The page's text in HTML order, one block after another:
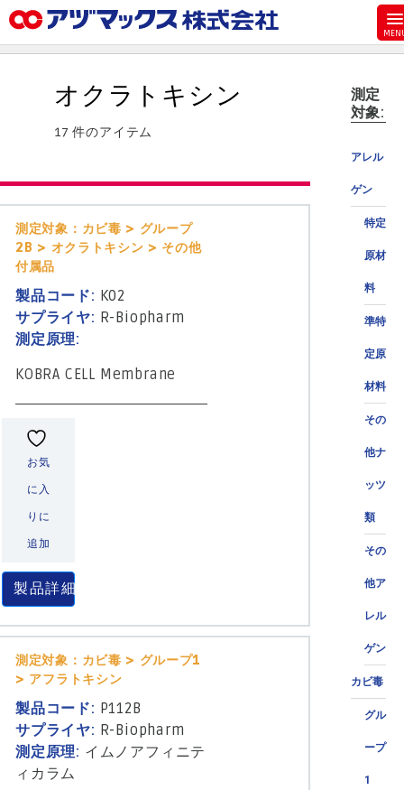
お気に入り
お買い物カゴ
主要取扱ブランド
代理店一覧
製品検索
見積発行
測定
対象:
アレル
ゲン
特定
原材
料
準特
定原
材料
その
他ナ
ッツ
類
その
他ア
レル
ゲン
カビ毒
グル
ープ
1
オクラトキシン
17 件のアイテム
測定対象：カビ毒 > グループ
2B > オクラトキシン > その他
付属品
製品コード: K02
サプライヤ: R-Biopharm
測定原理:
KOBRA CELL Membrane
お気
に入
りに
追加
製品詳細
測定対象：カビ毒 > グループ1
> アフラトキシン
製品コード: P112B
サプライヤ: R-Biopharm
測定原理: イムノアフィニテ
ィカラム